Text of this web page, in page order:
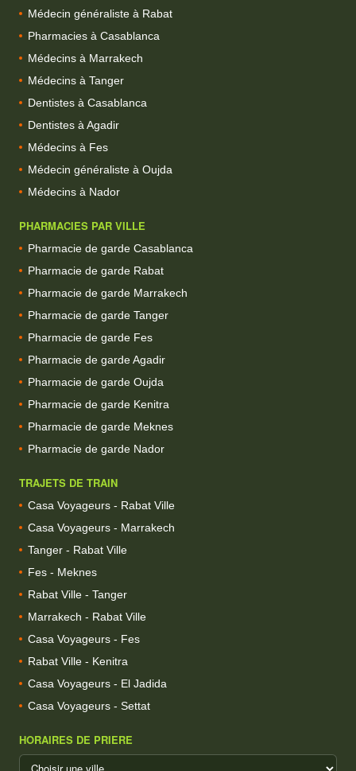
Médecin généraliste à Rabat
Pharmacies à Casablanca
Médecins à Marrakech
Médecins à Tanger
Dentistes à Casablanca
Dentistes à Agadir
Médecins à Fes
Médecin généraliste à Oujda
Médecins à Nador
PHARMACIES PAR VILLE
Pharmacie de garde Casablanca
Pharmacie de garde Rabat
Pharmacie de garde Marrakech
Pharmacie de garde Tanger
Pharmacie de garde Fes
Pharmacie de garde Agadir
Pharmacie de garde Oujda
Pharmacie de garde Kenitra
Pharmacie de garde Meknes
Pharmacie de garde Nador
TRAJETS DE TRAIN
Casa Voyageurs - Rabat Ville
Casa Voyageurs - Marrakech
Tanger - Rabat Ville
Fes - Meknes
Rabat Ville - Tanger
Marrakech - Rabat Ville
Casa Voyageurs - Fes
Rabat Ville - Kenitra
Casa Voyageurs - El Jadida
Casa Voyageurs - Settat
HORAIRES DE PRIERE